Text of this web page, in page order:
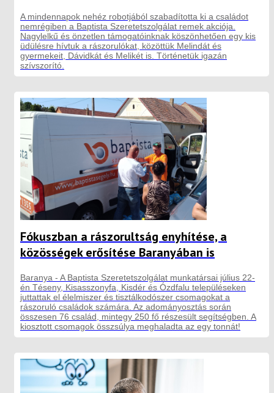
A mindennapok nehéz robotjából szabadította ki a családot
nemrégiben a Baptista Szeretetszolgálat remek akciója.
Nagylelkű és önzetlen támogatóinknak köszönhetően egy kis
üdülésre hívtuk a rászorulókat, közöttük Melindát és
gyermekeit, Dávidkát és Melikét is. Történetük igazán
szívszorító.
Fókuszban a rászorultság enyhítése, a
közösségek erősítése Baranyában is
Baranya - A Baptista Szeretetszolgálat munkatársai július 22-
én Téseny, Kisasszonyfa, Kisdér és Ózdfalu településeken
juttattak el élelmiszer és tisztálkodószer csomagokat a
rászoruló családok számára. Az adományosztás során
összesen 76 család, mintegy 250 fő részesült segítségben. A
kiosztott csomagok összsúlya meghaladta az egy tonnát!